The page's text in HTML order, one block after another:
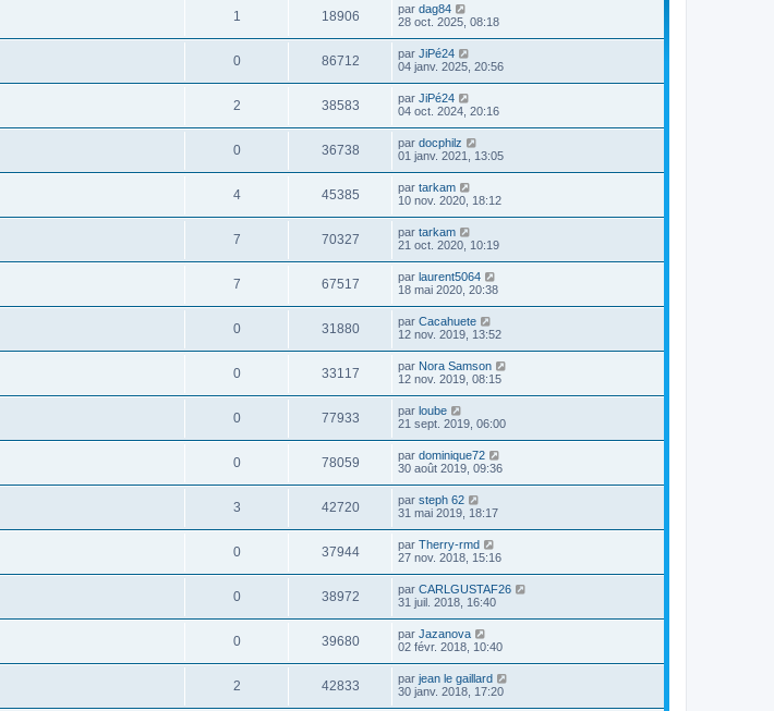
1 18906 par dag84
28 oct. 2025, 08:18
0 86712 par JiPé24
04 janv. 2025, 20:56
2 38583 par JiPé24
04 oct. 2024, 20:16
0 36738 par docphilz
01 janv. 2021, 13:05
4 45385 par tarkam
10 nov. 2020, 18:12
7 70327 par tarkam
21 oct. 2020, 10:19
7 67517 par laurent5064
18 mai 2020, 20:38
0 31880 par Cacahuete
12 nov. 2019, 13:52
0 33117 par Nora Samson
12 nov. 2019, 08:15
0 77933 par loube
21 sept. 2019, 06:00
0 78059 par dominique72
30 août 2019, 09:36
3 42720 par steph 62
31 mai 2019, 18:17
0 37944 par Therry-rmd
27 nov. 2018, 15:16
0 38972 par CARLGUSTAF26
31 juil. 2018, 16:40
0 39680 par Jazanova
02 févr. 2018, 10:40
2 42833 par jean le gaillard
30 janv. 2018, 17:20